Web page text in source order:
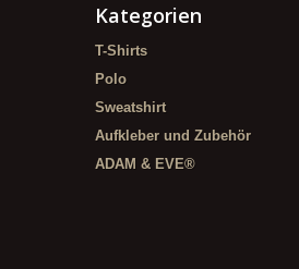
Kategorien
T-Shirts
Polo
Sweatshirt
Aufkleber und Zubehör
ADAM & EVE®